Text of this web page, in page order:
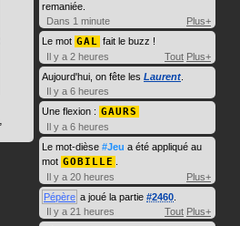
remaniée.
Dans 1 minute
Plus+
Le mot GAL fait le buzz !
Il y a 2 heures
Tout Plus+
Aujourd'hui, on fête les Laurent
Il y a 6 heures
Une flexion : GAURS
Il y a 6 heures
Le mot-dièse #Jeu a été appliqué au
mot GOBILLE
Il y a 20 heures
Plus+
Pépère a joué la partie #2460
Il y a 21 heures
Tout Plus+